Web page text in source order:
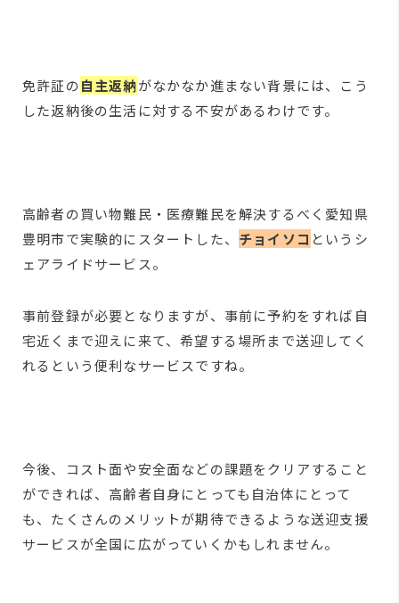
免許証の 自主返納がなかなか進まない背景には、こう
した返納後の生活に対する不安があるわけです。
高齢者の買い物難民・医療難民を解決するべく愛知県
豊明市で実験的にスタートした、 チョイソコ というシ
ェアライドサービス。
事前登録が必要となりますが、事前に予約をすれば自
宅近くまで迎えに来て、希望する場所まで送迎してく
れるという便利なサービスですね。
今後、コスト面や安全面などの課題をクリアすること
ができれば、高齢者自身にとっても自治体にとって
も、たくさんのメリットが期待できるような送迎支援
サービスが全国に広がっていくかもしれません。